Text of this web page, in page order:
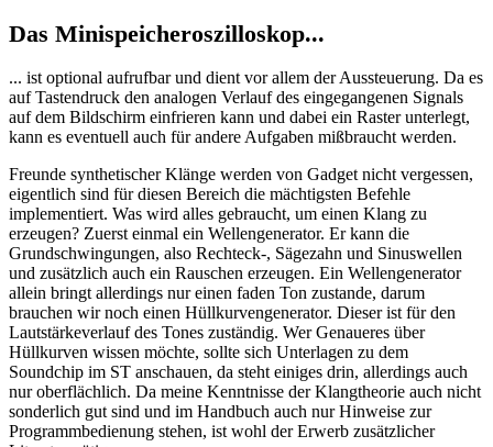
Das Minispeicheroszilloskop...
... ist optional aufrufbar und dient vor allem der Aussteuerung. Da es
auf Tastendruck den analogen Verlauf des eingegangenen Signals
auf dem Bildschirm einfrieren kann und dabei ein Raster unterlegt,
kann es eventuell auch für andere Aufgaben mißbraucht werden.
Freunde synthetischer Klänge werden von Gadget nicht vergessen,
eigentlich sind für diesen Bereich die mächtigsten Befehle
implementiert. Was wird alles gebraucht, um einen Klang zu
erzeugen? Zuerst einmal ein Wellengenerator. Er kann die
Grundschwingungen, also Rechteck-, Sägezahn und Sinuswellen
und zusätzlich auch ein Rauschen erzeugen. Ein Wellengenerator
allein bringt allerdings nur einen faden Ton zustande, darum
brauchen wir noch einen Hüllkurvengenerator. Dieser ist für den
Lautstärkeverlauf des Tones zuständig. Wer Genaueres über
Hüllkurven wissen möchte, sollte sich Unterlagen zu dem
Soundchip im ST anschauen, da steht einiges drin, allerdings auch
nur oberflächlich. Da meine Kenntnisse der Klangtheorie auch nicht
sonderlich gut sind und im Handbuch auch nur Hinweise zur
Programmbedienung stehen, ist wohl der Erwerb zusätzlicher